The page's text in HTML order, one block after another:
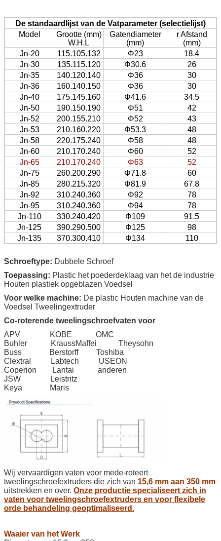
De standaardlijst van de Vatparameter (selectielijst)
Model
Grootte (mm)
W.H.L
Gatendiameter
(mm)
r Afstand
(mm)
Jn-20
115.105.132 Φ23
18.4
Jn-30
135.115.120 Φ30.6
26
Jn-35
140.120.140 Φ36
30
Jn-36
160.140.150 Φ36
30
Jn-40
175.145.160 Φ41.6
34.5
Jn-50
190.150.190 Φ51
42
Jn-52
200.155.210 Φ52
43
Jn-53
210.160.220 Φ53.3
48
Jn-58
220.175.240 Φ58
48
Jn-60
210.170.240 Φ60
52
Jn-65
210.170.240 Φ63
52
Jn-75
260.200.290 Φ71.8
60
Jn-85
280.215.320 Φ81.9
67.8
Jn-92
310.240.360 Φ92
78
Jn-95
310.240.360 Φ94
78
Jn-110
330.240.420 Φ109
91.5
Jn-125
390.290.500 Φ125
98
Jn-135
370.300.410 Φ134 110
Schroeftype: Dubbele Schroef
Toepassing: Plastic het poederdeklaag van het de industrie
Houten plastiek opgeblazen Voedsel
Voor welke machine: De plastic Houten machine van de
Voedsel Tweelingextruder
Co-roterende tweelingschroefvaten voor
APV KOBE OMC
Buhler KraussMaffei Theysohn
Buss Berstorff Toshiba
Clextral Labtech USEON
Coperion Lantai anderen
JSW Leistritz
Keya Maris
Wij vervaardigen vaten voor mede-roteert
tweelingschroefextruders die zich van 15,6 mm aan 350 mm
uitstrekken en over. Onze productie specialiseert zich in
vaten voor tweelingschroefextruders en voor flexibele
orde behandeling geoptimaliseerd.
Waaier van het Werk